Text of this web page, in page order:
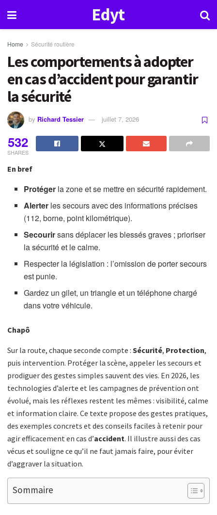
Edyt
Home Sécurité routière
Les comportements à adopter
en cas d’accident pour garantir
la sécurité
by Richard Tessier juillet 7, 2026
532
SHARES
En bref
Protéger la zone et se mettre en sécurité rapidement.
Alerter les secours avec des informations précises
(112, borne, point kilométrique).
Secourirsans déplacer les blessés graves ; prioriser
la sécurité et le calme.
Respecter la législation : l’omission de porter secours
est punie.
Gardez un gilet, un triangle et un téléphone chargé
dans votre véhicule.
Chapô
Sur la route, chaque seconde compte : Sécurité, Protection,
puis intervention. Protéger la scène, appeler les secours et
prodiguer des gestes simples sauvent des vies. En 2026, les
technologies d’alerte et les campagnes de prévention ont
évolué, mais les réflexes restent les mêmes : visibilité, calme
et information claire. Ce texte propose des gestes pratiques,
des exemples concrets et des conseils faciles à retenir pour
agir efficacement en cas d’accident. Il illustre aussi des cas
vécus et souligne ce qu’il ne faut jamais faire, pour éviter
d’aggraver la situation.
Sommaire